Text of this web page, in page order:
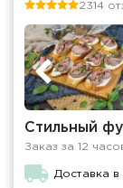
2314
Стильный
Заказ за 12
Доставка